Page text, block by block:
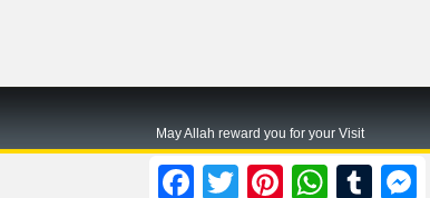
May Allah reward you for your Visit
FacebookTwitter Pinterest WhatsAppTumblr